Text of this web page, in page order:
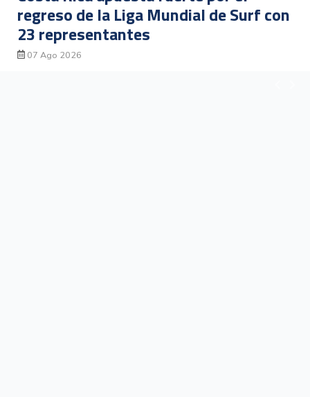
regreso de la Liga Mundial de Surf con
23 representantes
07 Ago 2026